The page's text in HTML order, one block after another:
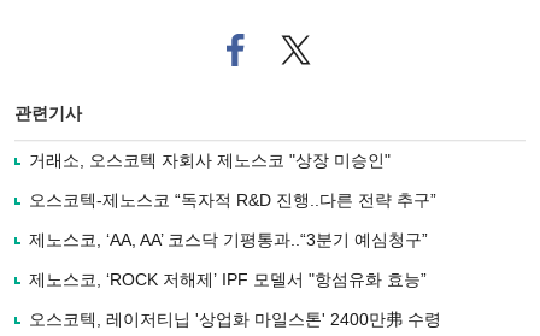
페
이
로
기
사
유
기
트위
터로
관련기사
거래소, 오스코텍 자회사 제노스코 "상장 미승인"
오스코텍-제노스코 “독자적 R&D 진행..다른 전략 추구”
제노스코, ‘AA, AA’ 코스닥 기평통과..“3분기 예심청구”
제노스코, ‘ROCK 저해제’ IPF 모델서 "항섬유화 효능”
오스코텍, 레이저티닙 '상업화 마일스톤' 2400만弗 수령